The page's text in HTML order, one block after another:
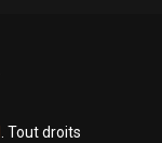
. Tout droits